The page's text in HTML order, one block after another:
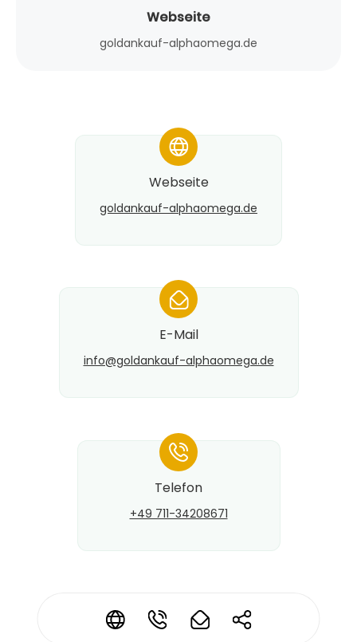
* * * *
Webseite
goldankauf-alphaomega.de
*
Webseite
goldankauf-alphaomega.de
*
E-Mail
info@​goldankauf-alphaomega.de
*
Telefon
+49 711-34208671
Kontaktdaten ändern?